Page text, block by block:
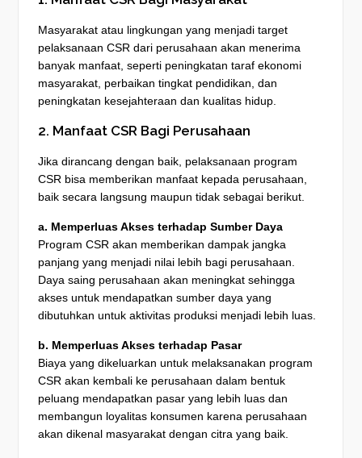
Masyarakat atau lingkungan yang menjadi target
pelaksanaan CSR dari perusahaan akan menerima
banyak manfaat, seperti peningkatan taraf ekonomi
masyarakat, perbaikan tingkat pendidikan, dan
peningkatan kesejahteraan dan kualitas hidup.
2. Manfaat CSR Bagi Perusahaan
Jika dirancang dengan baik, pelaksanaan program
CSR bisa memberikan manfaat kepada perusahaan,
baik secara langsung maupun tidak sebagai berikut.
a. Memperluas Akses terhadap Sumber Daya
Program CSR akan memberikan dampak jangka
panjang yang menjadi nilai lebih bagi perusahaan.
Daya saing perusahaan akan meningkat sehingga
akses untuk mendapatkan sumber daya yang
dibutuhkan untuk aktivitas produksi menjadi lebih luas.
b. Memperluas Akses terhadap Pasar
Biaya yang dikeluarkan untuk melaksanakan program
CSR akan kembali ke perusahaan dalam bentuk
peluang mendapatkan pasar yang lebih luas dan
membangun loyalitas konsumen karena perusahaan
akan dikenal masyarakat dengan citra yang baik.